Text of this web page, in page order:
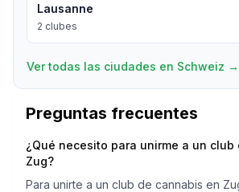
Lausanne
2 clubes
Ver todas las ciudades en Schweiz →
Preguntas frecuentes
¿Qué necesito para unirme a un club
Zug?
Para unirte a un club de cannabis en